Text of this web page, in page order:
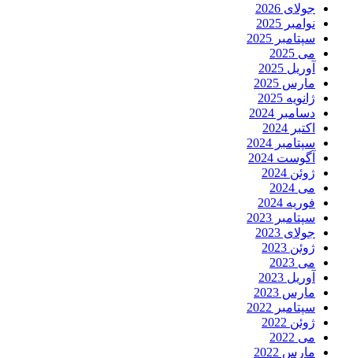
جولای 2026
نوامبر 2025
سپتامبر 2025
می 2025
آوریل 2025
مارس 2025
ژانویه 2025
دسامبر 2024
اکتبر 2024
سپتامبر 2024
آگوست 2024
ژوئن 2024
می 2024
فوریه 2024
سپتامبر 2023
جولای 2023
ژوئن 2023
می 2023
آوریل 2023
مارس 2023
سپتامبر 2022
ژوئن 2022
می 2022
مارس 2022